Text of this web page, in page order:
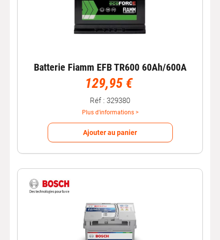
Batterie Fiamm EFB TR600 60Ah/600A
129,95 €
Réf : 329380
Plus d'informations >
Ajouter au panier